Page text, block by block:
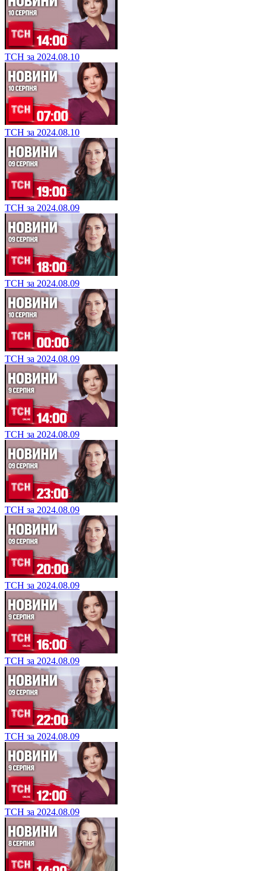
ТСН за 2024.08.10
ТСН за 2024.08.10
ТСН за 2024.08.09
ТСН за 2024.08.09
ТСН за 2024.08.09
ТСН за 2024.08.09
ТСН за 2024.08.09
ТСН за 2024.08.09
ТСН за 2024.08.09
ТСН за 2024.08.09
ТСН за 2024.08.09